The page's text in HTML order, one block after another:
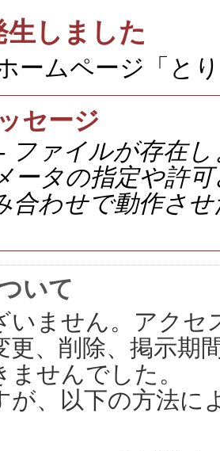
しました
ームページ「と
セージ
ファイルが存在
ータの指定や許
合わせで動作さ
いて
いません。アクセ
更、削除、掲示期
ませんでした。
が、以下の方法に